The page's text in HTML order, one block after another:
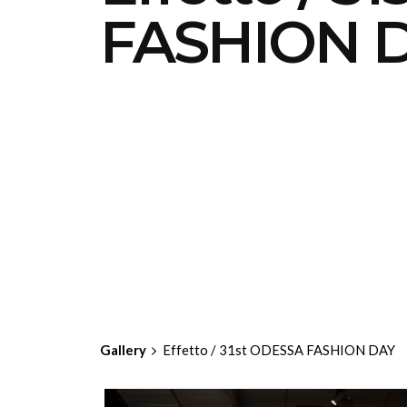
FASHION
Gallery Effetto / 31st ODESSA FASHION DAY